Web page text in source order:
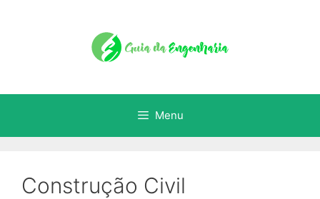
Menu
Construção Civil